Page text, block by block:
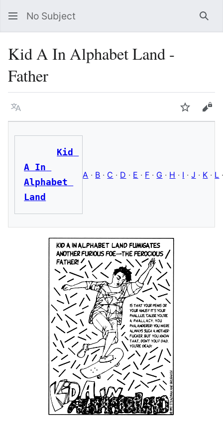
No Subject
Kid A In Alphabet Land -
Father
Language Watch
Kid
A In
Alphabet
Land
A · B · C · D · E · F · G · H · I ·J · K · L